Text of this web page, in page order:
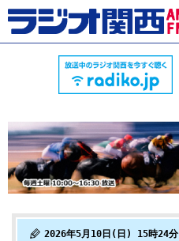
2026年5月10日(日) 15時24分